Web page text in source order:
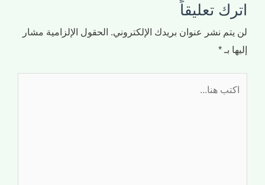
اترك تعليقاً
لن يتم نشر عنوان بريدك الإلكتروني. الحقول الإلزامية مشار
إليها بـ *